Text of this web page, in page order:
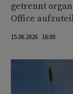
getrennt
Office
15.06.2026 16:00